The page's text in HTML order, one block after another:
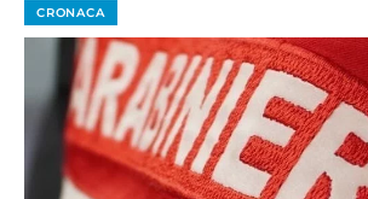
CRONACA